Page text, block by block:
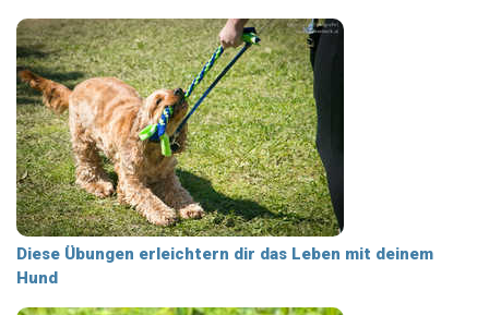
Diese Übungen erleichtern dir das Leben mit deinem
Hund